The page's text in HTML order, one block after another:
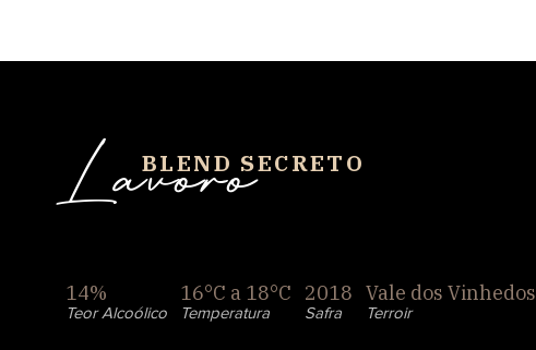
BLEND SECRETO
Lavoro
14%
Teor Alcoólico
16°C a 18°C
Temperatura
2018
Safra
Vale dos Vinhedos
Terroir